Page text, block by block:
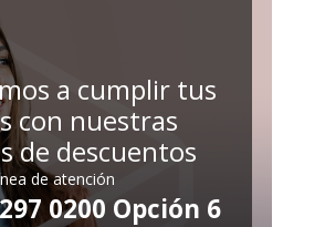
a cumplir tus
con nuestras
de descuentos
de atención
0200 Opción 6